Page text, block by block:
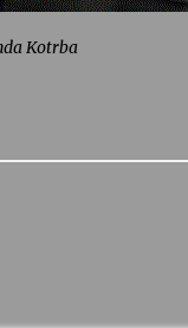
Kotrba